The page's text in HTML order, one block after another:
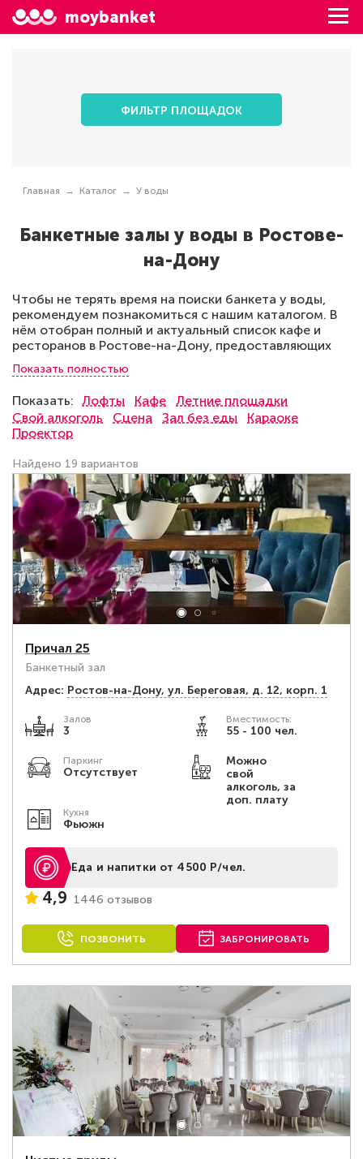
moybanket
ФИЛЬТР ПЛОЩАДОК
Главная Каталог У воды
Банкетные залы у воды в Ростове-
на-Дону
Чтобы не терять время на поиски банкета у воды,
рекомендуем познакомиться с нашим каталогом. В
нём отобран полный и актуальный список кафе и
ресторанов в Ростове-на-Дону, предоставляющих
банкетный зал для отдыха у воды. Перед тем, как
порекомендовать тот или иной ресторан для отдыха
информацию о каждом заведении.
Показать полностью
Показать: Лофты Кафе
Летние площадки
Свой алкоголь
Сцена Зал без еды
Караоке
Проектор
Найдено 19 вариантов
Причал 25
Банкетный зал
Адрес: Ростов-на-Дону, ул. Береговая, д. 12, корп. 1
Залов
3
Вместимость:
55 - 100 чел.
Паркинг
Отсутствует
Можно
свой
алкоголь, за
доп. плату
Кухня
Фьюжн
Еда и напитки от 4500 Р/чел.
4,9 1446 отзывов
ПОЗВОНИТЬ ЗАБРОНИРОВАТЬ